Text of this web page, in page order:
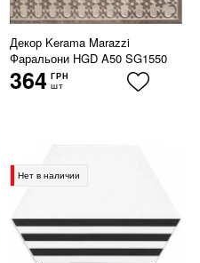
Декор Kerama Marazzi
Фаральони HGD A50 SG1550
364 ГРН
шт
Нет в наличии